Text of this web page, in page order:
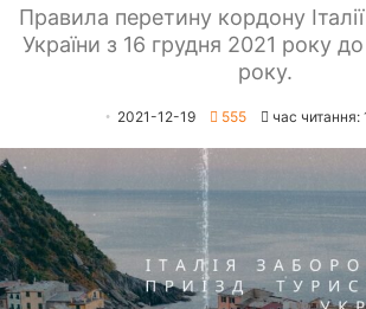
Правила перетину кордону
України з 16 грудня 2021 року
року.
2021-12-19 555 час читання: